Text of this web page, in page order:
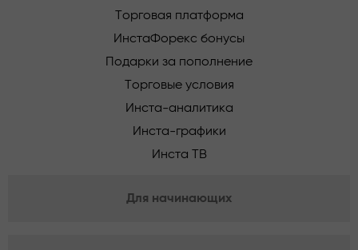
Торговая платформа
ИнстаФорекс бонусы
Подарки за пополнение
Торговые условия
Инста-аналитика
Инста-графики
Инста ТВ
Для начинающих